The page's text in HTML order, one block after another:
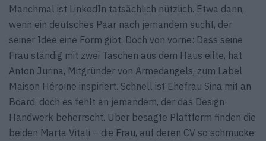
Manchmal ist LinkedIn tatsächlich nützlich. Etwa dann,
wenn ein deutsches Paar nach jemandem sucht, der
seiner Idee eine Form gibt. Doch von vorne: Dass seine
Frau ständig mit zwei Taschen aus dem Haus eilte, hat
Anton Jurina, Mitgründer von Armed­angels, zum Label
Maison Héroïne inspiriert. Schnell ist Ehefrau Sina mit an
Board, doch es fehlt an jemandem, der das Design-
Handwerk beherrscht. Über besagte Plattform finden die
beiden Marta Vitali – die Frau, auf deren CV so schmucke